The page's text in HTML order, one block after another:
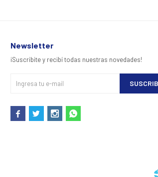
Newsletter
¡Suscribite y recibí todas nuestras novedades!
   